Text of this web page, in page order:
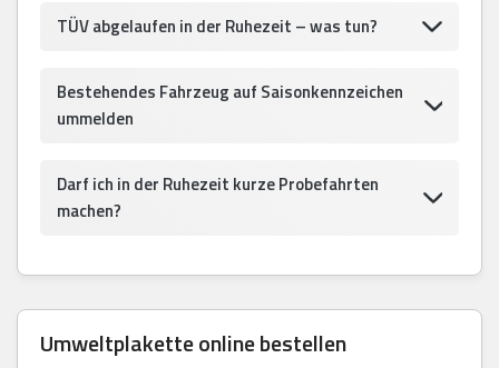
TÜV abgelaufen in der Ruhezeit – was tun?
Bestehendes Fahrzeug auf Saisonkennzeichen
ummelden
Darf ich in der Ruhezeit kurze Probefahrten
machen?
Umweltplakette online bestellen